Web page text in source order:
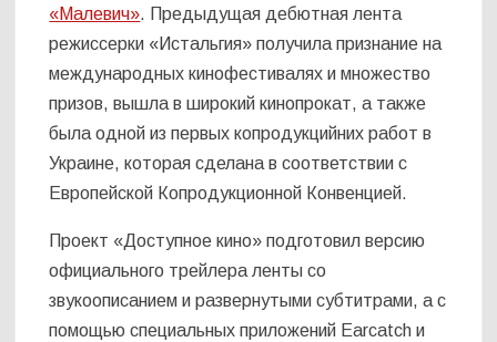
«Малевич». Предыдущая дебютная лента
режиссерки «Истальгия» получила признание на
международных кинофестивалях и множество
призов, вышла в широкий кинопрокат, а также
была одной из первых копродукцийних работ в
Украине, которая сделана в соответствии с
Европейской Копродукционной Конвенцией.
Проект «Доступное кино» подготовил версию
официального трейлера ленты со
звукоописанием и развернутыми субтитрами, а с
помощью специальных приложений Earcatch и